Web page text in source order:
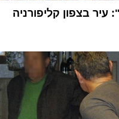
בצפון קליפורניה